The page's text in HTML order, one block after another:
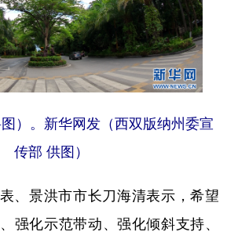
）。新华网发（西双版纳州委宣
传部 供图）
景洪市市长刀海清表示，希望
强化示范带动、强化倾斜支持、